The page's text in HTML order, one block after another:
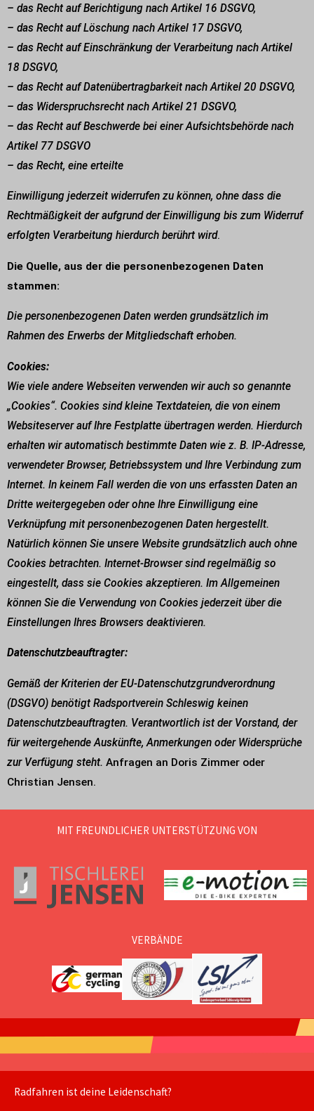
– das Recht auf Berichtigung nach Artikel 16 DSGVO,
– das Recht auf Löschung nach Artikel 17 DSGVO,
– das Recht auf Einschränkung der Verarbeitung nach Artikel
18 DSGVO,
– das Recht auf Datenübertragbarkeit nach Artikel 20 DSGVO,
– das Widerspruchsrecht nach Artikel 21 DSGVO,
– das Recht auf Beschwerde bei einer Aufsichtsbehörde nach
Artikel 77 DSGVO
– das Recht, eine erteilte
Einwilligung jederzeit widerrufen zu können, ohne dass die
Rechtmäßigkeit der aufgrund der Einwilligung bis zum Widerruf
erfolgten Verarbeitung hierdurch berührt wird.
Die Quelle, aus der die personenbezogenen Daten
stammen:
Die personenbezogenen Daten werden grundsätzlich im
Rahmen des Erwerbs der Mitgliedschaft erhoben.
Cookies:
Wie viele andere Webseiten verwenden wir auch so genannte
„Cookies“. Cookies sind kleine Textdateien, die von einem
Websiteserver auf Ihre Festplatte übertragen werden. Hierdurch
erhalten wir automatisch bestimmte Daten wie z. B. IP-Adresse,
verwendeter Browser, Betriebssystem und Ihre Verbindung zum
Internet. In keinem Fall werden die von uns erfassten Daten an
Dritte weitergegeben oder ohne Ihre Einwilligung eine
Verknüpfung mit personenbezogenen Daten hergestellt.
Natürlich können Sie unsere Website grundsätzlich auch ohne
Cookies betrachten. Internet-Browser sind regelmäßig so
eingestellt, dass sie Cookies akzeptieren. Im Allgemeinen
können Sie die Verwendung von Cookies jederzeit über die
Einstellungen Ihres Browsers deaktivieren.
Datenschutzbeauftragter:
Gemäß der Kriterien der EU-Datenschutzgrundverordnung
(DSGVO) benötigt Radsportverein Schleswig keinen
Datenschutzbeauftragten. Verantwortlich ist der Vorstand, der
für weitergehende Auskünfte, Anmerkungen oder Widersprüche
zur Verfügung steht. Anfragen an Doris Zimmer oder
Christian Jensen.
MIT FREUNDLICHER UNTERSTÜTZUNG VON
VERBÄNDE
Radfahren ist deine Leidenschaft?